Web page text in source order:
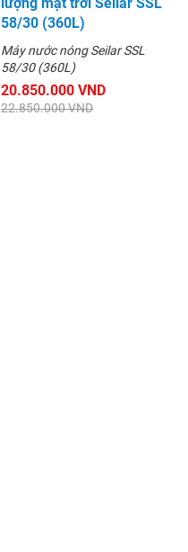
58/30 (360L)
Máy nước nóng Seilar SSL
58/30 (360L)
20.850.000 VND
22.850.000 VND